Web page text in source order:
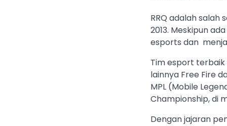
RRQ adalah
2013. Meskipun
esports dan
Tim esport terbaik
lainnya Free Fire
MPL (Mobile
Championship, di
Dengan jajaran